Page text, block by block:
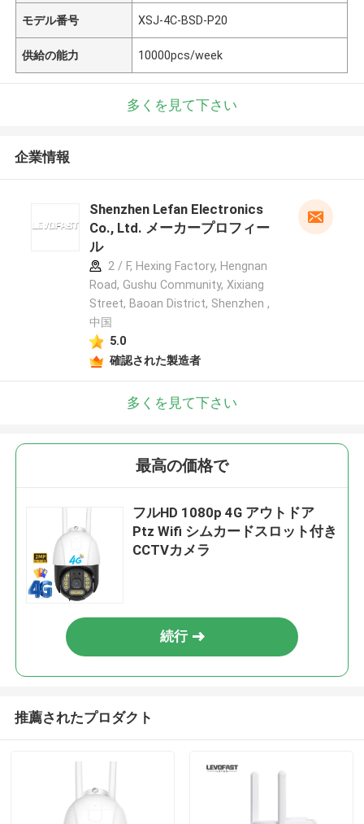
モデル番号 XSJ-4C-BSD-P20
供給の能力 10000pcs/week
多くを見て下さい
企業情報
Shenzhen Lefan Electronics
Co., Ltd. メーカープロフィー
ル
2 / F, Hexing Factory, Hengnan
Road, Gushu Community, Xixiang
Street, Baoan District, Shenzhen ,
中国
5.0
確認された製造者
多くを見て下さい
最高の価格で
フルHD 1080p 4G アウトドア
Ptz Wifi シムカードスロット付き
CCTVカメラ
続行
推薦されたプロダクト